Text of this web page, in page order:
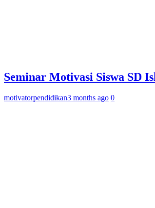
Seminar Motivasi Siswa SD
motivatorpendidikan3 months ago 0